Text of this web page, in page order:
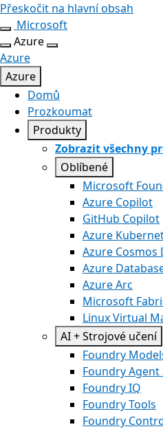
Přeskočit na hlavní obsah
Microsoft
Azure
Azure
Azure
Domů
Prozkoumat
Produkty
Zobrazit všechny
Oblíbené
Microsoft
Azure Copilot
GitHub Copilot
Azure
Azure Cosmos
Azure
Azure Arc​
Microsoft
Linux Virtual
AI + Strojové učení
Foundry
Foundry Agent
Foundry IQ
Foundry Tools
Foundry